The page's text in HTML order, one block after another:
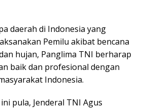
daerah di Indonesia yang
Pemilu akibat bencana
hujan, Panglima TNI berharap
baik dan profesional dengan
Indonesia.
pula, Jenderal TNI Agus